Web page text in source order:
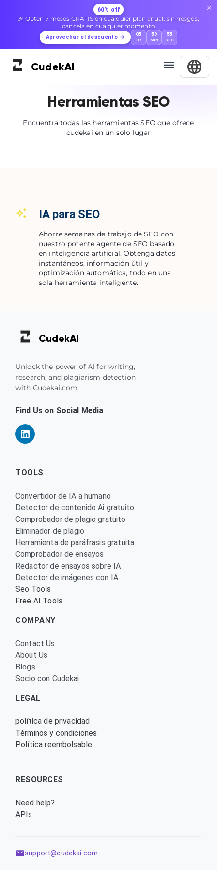
60% off
🎉 Obtén 7 meses GRATIS en cualquier plan anual: sin riesgos,
cancela en cualquier momento
Aprovechar el descuento 05
HR
59
MIN
55
SEC
CudekAI
Herramientas SEO
Encuentra todas las herramientas SEO que ofrece
cudekai en un solo lugar
IA para SEO
Ahorre semanas de trabajo de SEO con
nuestro potente agente de SEO basado
en inteligencia artificial. Obtenga datos
instantáneos, información útil y
optimización automática, todo en una
sola herramienta inteligente.
CudekAI
Unlock the power of AI for writing,
research, and plagiarism detection
with Cudekai.com
Find Us on Social Media
TOOLS
Convertidor de IA a humano
Detector de contenido Ai gratuito
Comprobador de plagio gratuito
Eliminador de plagio
Herramienta de paráfrasis gratuita
Comprobador de ensayos
Redactor de ensayos sobre IA
Detector de imágenes con IA
Seo Tools
Free AI Tools
COMPANY
Contact Us
About Us
Blogs
Socio con Cudekai
LEGAL
política de privacidad
Términos y condiciones
Política reembolsable
RESOURCES
Need help?
APIs
support@cudekai.com